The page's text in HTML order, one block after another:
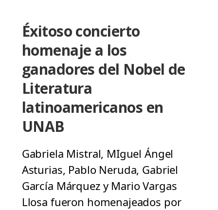
Éxitoso concierto
homenaje a los
ganadores del Nobel de
Literatura
latinoamericanos en
UNAB
Gabriela Mistral, MIguel Ángel
Asturias, Pablo Neruda, Gabriel
García Márquez y Mario Vargas
Llosa fueron homenajeados por